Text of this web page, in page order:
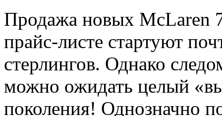
Продажа новых McLaren
прайс-листе стартуют
стерлингов. Однако
можно ожидать целый
поколения! Однозначно